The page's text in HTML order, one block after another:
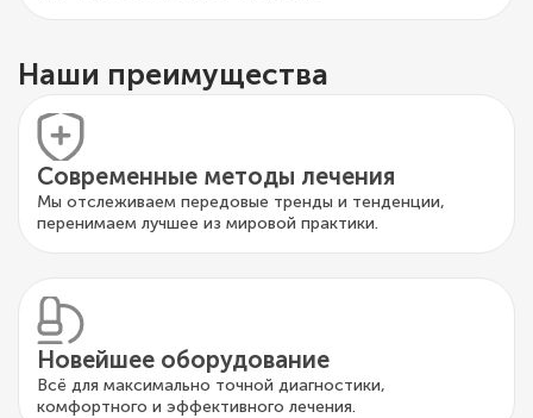
Наши преимущества
Современные методы лечения
Мы отслеживаем передовые тренды и тенденции,
перенимаем лучшее из мировой практики.
Новейшее оборудование
Всё для максимально точной диагностики,
комфортного и эффективного лечения.